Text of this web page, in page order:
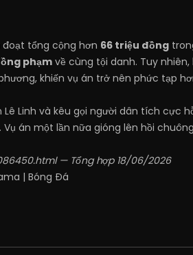
tổng cộng hơn 66 triệu đồng
phạm về cùng tội danh. Tuy
khiến vụ án trở nên phức tạp
Linh và kêu gọi người dân tích cực
. Vụ án một lần nữa gióng lên hồi
— Tổng hợp 18/06/2026
| Bóng Đá